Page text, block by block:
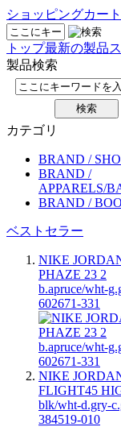
ショッピングカー
トップ最新の製品
製品検索
カテゴリ
BRAND /
BRAND /
APPARELS/
BRAND /
ベストセラー
NIKE
PHAZE 23 2
b.apruce/wht-
602671-331
NIKE
FLIGHT45
blk/wht-d.gry-
384519-010